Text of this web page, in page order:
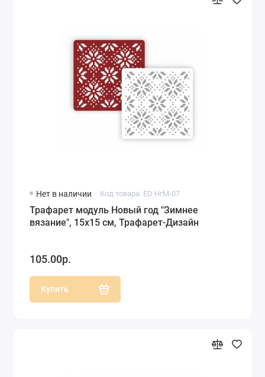
Нет в наличии Код товара: ED НгМ-07
Трафарет модуль Новый год "Зимнее
вязание", 15х15 см, Трафарет-Дизайн
105.00р.
Купить